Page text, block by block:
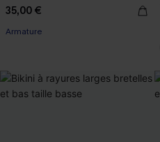
35,00 €
Armature